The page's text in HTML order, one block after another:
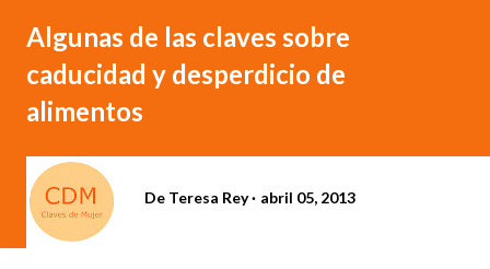
Algunas de las claves sobre
caducidad y desperdicio de
alimentos
De Teresa Rey abril 05, 2013